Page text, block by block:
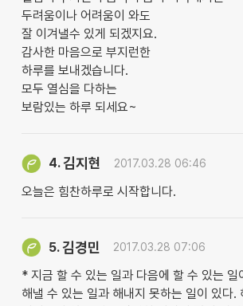
두려움이나 어려움이 와도
잘 이겨낼수 있게 되겠지요.
감사한 마음으로 부지런한
하루를 보내겠습니다.
모두 열심을 다하는
보람있는 하루 되세요~
4.김지현 2017.03.28 06:46
오늘은 힘찬하루로 시작합니다.
5.김경민 2017.03.28 07:06
* 지금 할 수 있는 일과 다음에 할 수 있는 일
해낼 수 있는 일과 해내지 못하는 일이 있다.